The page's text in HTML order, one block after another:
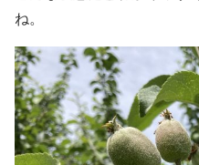
ね。